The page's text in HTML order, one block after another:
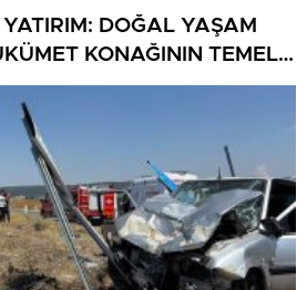
YATIRIM: DOĞAL YAŞAM
KONAĞININ TEMELİ